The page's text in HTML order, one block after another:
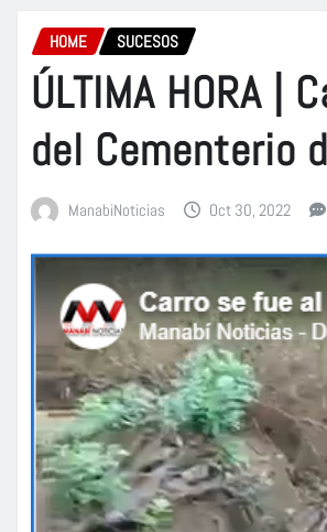
HOME SUCESOS
ÚLTIMA HORA |
del Cementerio
ManabiNoticias Oct 30, 2022